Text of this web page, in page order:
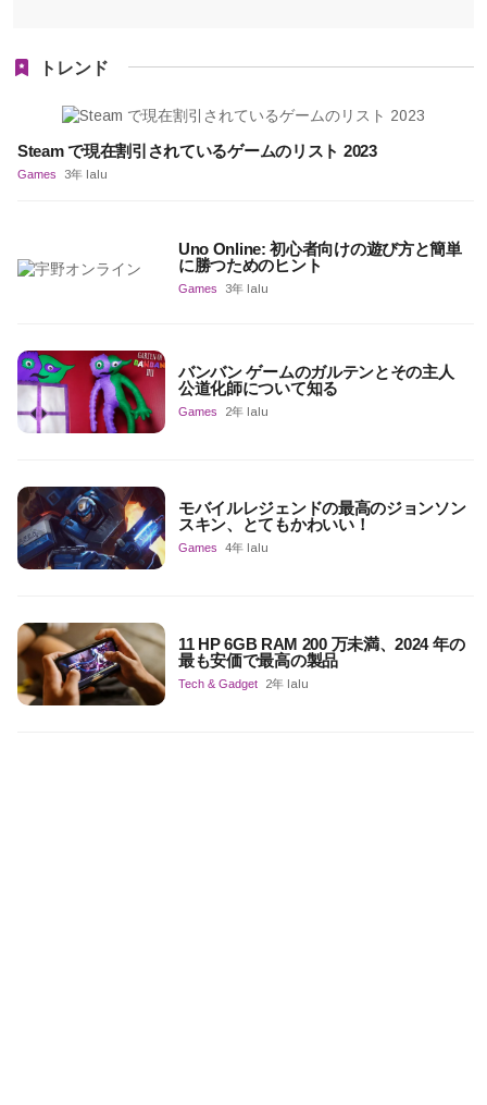
トレンド
Steam で現在割引されているゲームのリスト 2023
Games 3年 lalu
Uno Online: 初心者向けの遊び方と簡単
に勝つためのヒント
Games 3年 lalu
バンバン ゲームのガルテンとその主人
公道化師について知る
Games 2年 lalu
モバイルレジェンドの最高のジョンソン
スキン、とてもかわいい！
Games 4年 lalu
11 HP 6GB RAM 200 万未満、2024 年の
最も安価で最高の製品
Tech & Gadget 2年 lalu